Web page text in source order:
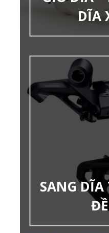
DĨA
SANG DĨA